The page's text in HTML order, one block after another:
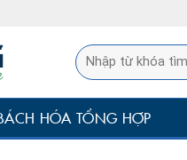
HÓA TỔNG HỢP